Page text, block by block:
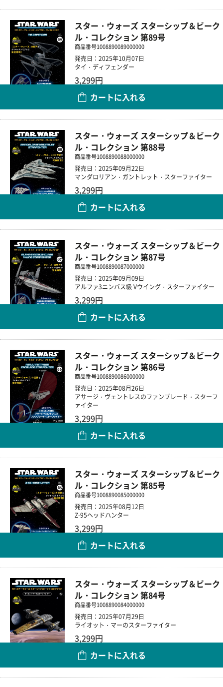
スター・ウォーズ スターシップ＆ビーク
ル・コレクション 第89号
商品番号1008890089000000
発売日：2025年10月07日
タイ・ディフェンダー
3,299円
カートに入れる
スター・ウォーズ スターシップ＆ビーク
ル・コレクション 第88号
商品番号1008890088000000
発売日：2025年09月22日
マンダロリアン・ガントレット・スターファイター
3,299円
カートに入れる
スター・ウォーズ スターシップ＆ビーク
ル・コレクション 第87号
商品番号1008890087000000
発売日：2025年09月09日
アルファ3ニンバス級 Vウイング・スターファイター
3,299円
カートに入れる
スター・ウォーズ スターシップ＆ビーク
ル・コレクション 第86号
商品番号1008890086000000
発売日：2025年08月26日
アサージ・ヴェントレスのファンブレード・スターフ
ァイター
3,299円
カートに入れる
スター・ウォーズ スターシップ＆ビーク
ル・コレクション 第85号
商品番号1008890085000000
発売日：2025年08月12日
Z-95ヘッドハンター
3,299円
カートに入れる
スター・ウォーズ スターシップ＆ビーク
ル・コレクション 第84号
商品番号1008890084000000
発売日：2025年07月29日
ライオット・マーのスターファイター
3,299円
カートに入れる